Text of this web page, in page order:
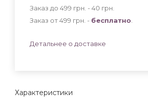
Характеристики
Заказ до 499 грн. - 40 грн
Заказ от 499 грн. - бесплатно
Детальнее о доставке